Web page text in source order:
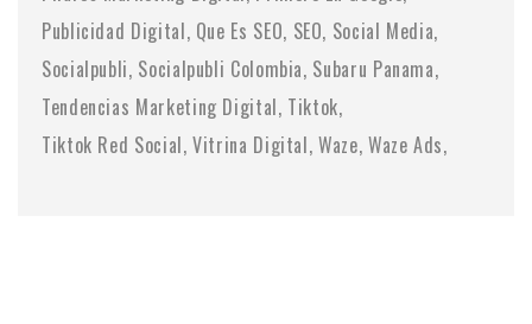
Publicidad Digital Que Es SEO SEO Social Media
Socialpubli Socialpubli Colombia Subaru Panama
Tendencias Marketing Digital Tiktok
Tiktok Red Social Vitrina Digital Waze Waze Ads